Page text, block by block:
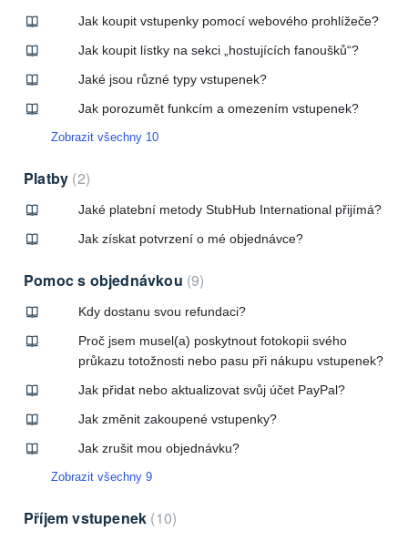
Jak koupit vstupenky pomocí webového prohlížeče?
Jak koupit lístky na sekci „hostujících fanoušků“?
Jaké jsou různé typy vstupenek?
Jak porozumět funkcím a omezením vstupenek?
Zobrazit všechny 10
Platby 2
Jaké platební metody StubHub International přijímá?
Jak získat potvrzení o mé objednávce?
Pomoc s objednávkou 9
Kdy dostanu svou refundaci?
Proč jsem musel(a) poskytnout fotokopii svého
průkazu totožnosti nebo pasu při nákupu vstupenek?
Jak přidat nebo aktualizovat svůj účet PayPal?
Jak změnit zakoupené vstupenky?
Jak zrušit mou objednávku?
Zobrazit všechny 9
Příjem vstupenek 10